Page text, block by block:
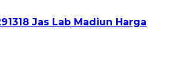
Jas Lab Madiun Harga